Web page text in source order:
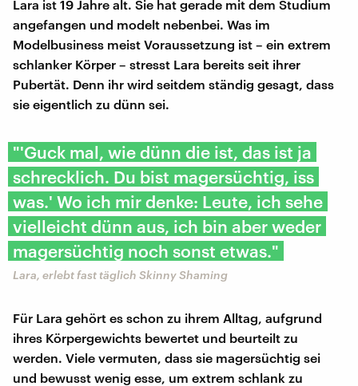
Lara ist 19 Jahre alt. Sie hat gerade mit dem Studium
angefangen und modelt nebenbei. Was im
Modelbusiness meist Voraussetzung ist – ein extrem
schlanker Körper – stresst Lara bereits seit ihrer
Pubertät. Denn ihr wird seitdem ständig gesagt, dass
sie eigentlich zu dünn sei.
"'Guck mal, wie dünn die ist, das ist ja
schrecklich. Du bist magersüchtig, iss
was.' Wo ich mir denke: Leute, ich sehe
vielleicht dünn aus, ich bin aber weder
magersüchtig noch sonst etwas."
Lara, erlebt fast täglich Skinny Shaming
Für Lara gehört es schon zu ihrem Alltag, aufgrund
ihres Körpergewichts bewertet und beurteilt zu
werden. Viele vermuten, dass sie magersüchtig sei
und bewusst wenig esse, um extrem schlank zu